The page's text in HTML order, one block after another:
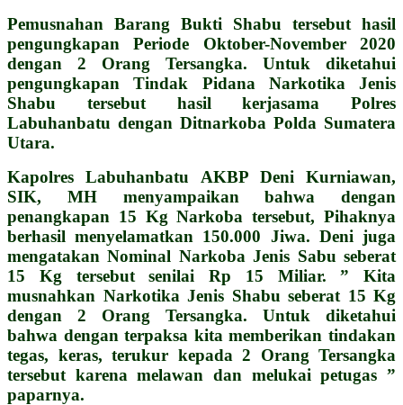
Pemusnahan Barang Bukti Shabu tersebut hasil
pengungkapan Periode Oktober-November 2020
dengan 2 Orang Tersangka. Untuk diketahui
pengungkapan Tindak Pidana Narkotika Jenis
Shabu tersebut hasil kerjasama Polres
Labuhanbatu dengan Ditnarkoba Polda Sumatera
Utara.
Kapolres Labuhanbatu AKBP Deni Kurniawan,
SIK, MH menyampaikan bahwa dengan
penangkapan 15 Kg Narkoba tersebut, Pihaknya
berhasil menyelamatkan 150.000 Jiwa. Deni juga
mengatakan Nominal Narkoba Jenis Sabu seberat
15 Kg tersebut senilai Rp 15 Miliar. ” Kita
musnahkan Narkotika Jenis Shabu seberat 15 Kg
dengan 2 Orang Tersangka. Untuk diketahui
bahwa dengan terpaksa kita memberikan tindakan
tegas, keras, terukur kepada 2 Orang Tersangka
tersebut karena melawan dan melukai petugas ”
paparnya.